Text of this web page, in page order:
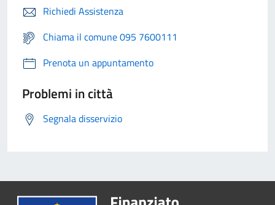
Richiedi Assistenza
Chiama il comune 095 7600111
Prenota un appuntamento
Problemi in città
Segnala disservizio